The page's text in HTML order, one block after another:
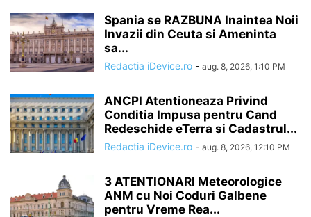
Spania se RAZBUNA Inaintea Noii
Invazii din Ceuta si Ameninta
sa...
Redactia iDevice.ro - aug. 8, 2026, 1:10 PM
ANCPI Atentioneaza Privind
Conditia Impusa pentru Cand
Redeschide eTerra si Cadastrul...
Redactia iDevice.ro - aug. 8, 2026, 12:10 PM
3 ATENTIONARI Meteorologice
ANM cu Noi Coduri Galbene
pentru Vreme Rea...